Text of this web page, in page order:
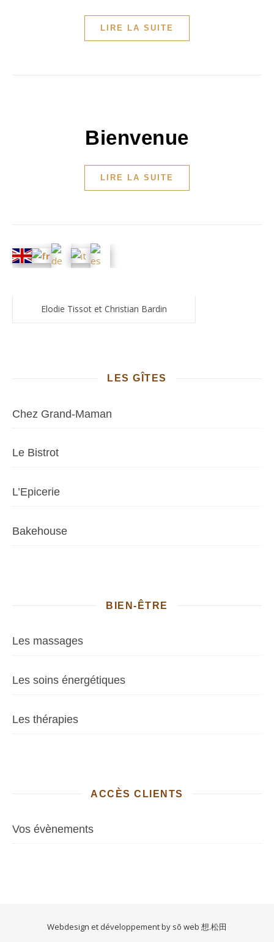
LIRE LA SUITE
Bienvenue
LIRE LA SUITE
Elodie Tissot et Christian Bardin
LES GÎTES
Chez Grand-Maman
Le Bistrot
L’Epicerie
Bakehouse
BIEN-ÊTRE
Les massages
Les soins énergétiques
Les thérapies
ACCÈS CLIENTS
Vos évènements
Webdesign et développement by sō web 想.松田